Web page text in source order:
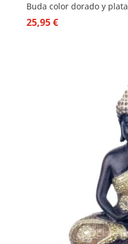
Buda color dorado y plata
25,95€